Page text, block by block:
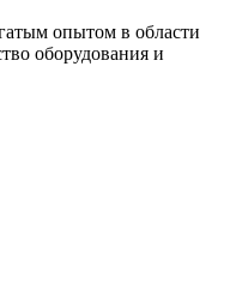
опытом в области
оборудования и